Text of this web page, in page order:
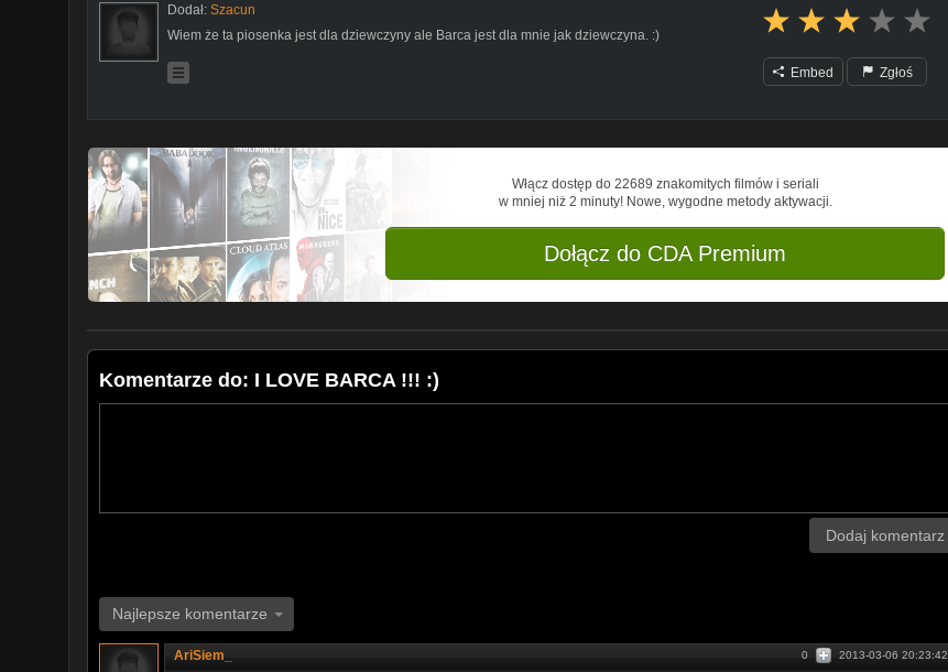
Dodał: Szacun
Wiem że ta piosenka jest dla dziewczyny ale Barca jest dla mnie jak dziewczyna. :)
Embed Zgłoś
Włącz dostęp do 22689 znakomitych filmów i seriali
w mniej niż 2 minuty! Nowe, wygodne metody aktywacji.
Dołącz do CDA Premium
Komentarze do: I LOVE BARCA !!! :)
Dodaj komentarz
Najlepsze komentarze
AriSiem_ 2013-03-06 20:23:42
0